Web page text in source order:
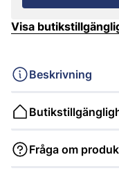
Visa
Beskrivning
Fråga om